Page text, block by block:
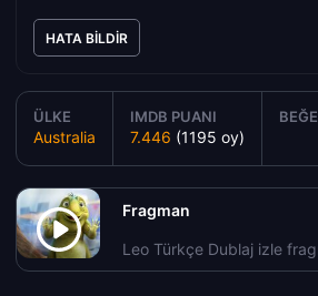
HATA BILDIR
ÜLKE
Australia
IMDB PUANI
7.446 (1195 oy)
Fragman
Leo Türkçe Dublaj izle